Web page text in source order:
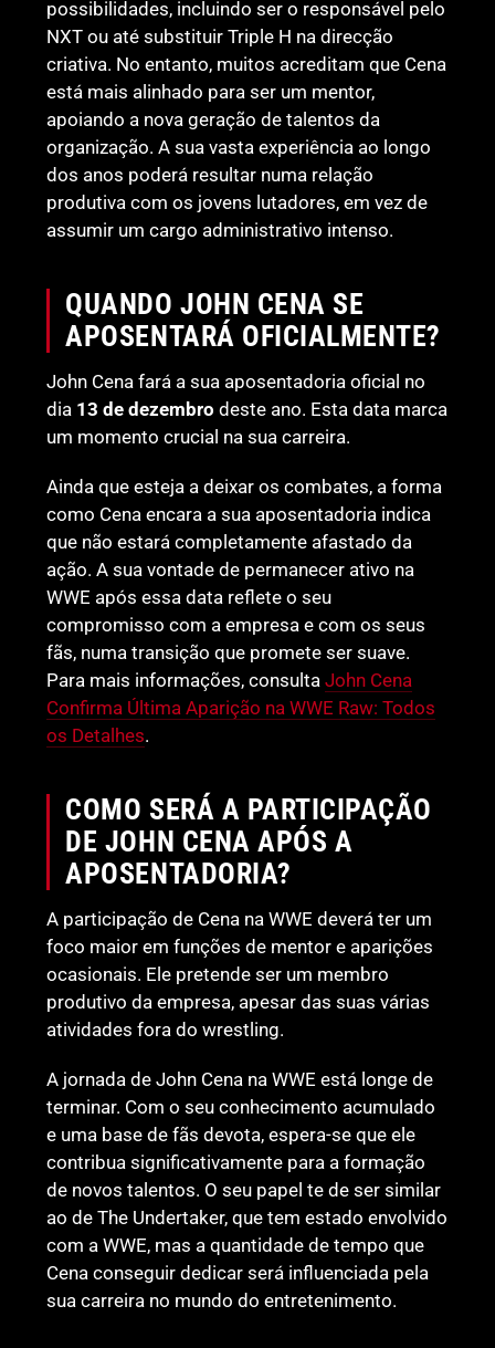
possibilidades, incluindo ser o responsável pelo
NXT ou até substituir Triple H na direcção
criativa. No entanto, muitos acreditam que Cena
está mais alinhado para ser um mentor,
apoiando a nova geração de talentos da
organização. A sua vasta experiência ao longo
dos anos poderá resultar numa relação
produtiva com os jovens lutadores, em vez de
assumir um cargo administrativo intenso.
QUANDO JOHN CENA SE
APOSENTARÁ OFICIALMENTE?
John Cena fará a sua aposentadoria oficial no
dia 13 de dezembro deste ano. Esta data marca
um momento crucial na sua carreira.
Ainda que esteja a deixar os combates, a forma
como Cena encara a sua aposentadoria indica
que não estará completamente afastado da
ação. A sua vontade de permanecer ativo na
WWE após essa data reflete o seu
compromisso com a empresa e com os seus
fãs, numa transição que promete ser suave.
Para mais informações, consultaJohn Cena
Confirma Última Aparição na WWE Raw: Todos
os Detalhes.
COMO SERÁ A PARTICIPAÇÃO
DE JOHN CENA APÓS A
APOSENTADORIA?
A participação de Cena na WWE deverá ter um
foco maior em funções de mentor e aparições
ocasionais. Ele pretende ser um membro
produtivo da empresa, apesar das suas várias
atividades fora do wrestling.
A jornada de John Cena na WWE está longe de
terminar. Com o seu conhecimento acumulado
e uma base de fãs devota, espera-se que ele
contribua significativamente para a formação
de novos talentos. O seu papel te de ser similar
ao de The Undertaker, que tem estado envolvido
com a WWE, mas a quantidade de tempo que
Cena conseguir dedicar será influenciada pela
sua carreira no mundo do entretenimento.